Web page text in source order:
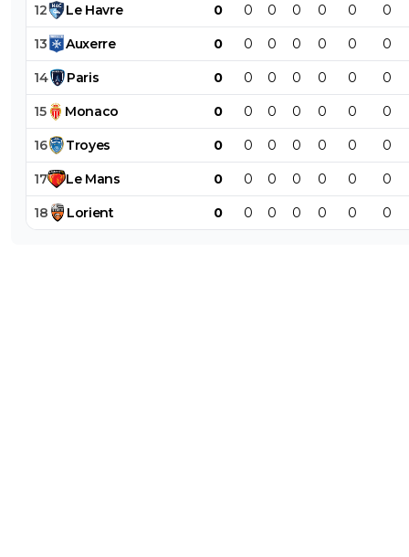
12 Le Havre 0 0 0 0 0 0 0
13 Auxerre 0 0 0 0 0 0 0
14 Paris 0 0 0 0 0 0 0
15 Monaco 0 0 0 0 0 0 0
16 Troyes 0 0 0 0 0 0 0
17 Le Mans 0 0 0 0 0 0 0
18 Lorient 0 0 0 0 0 0 0